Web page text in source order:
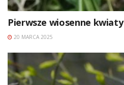
Pierwsze wiosenne kwiaty
20 MARCA 2025